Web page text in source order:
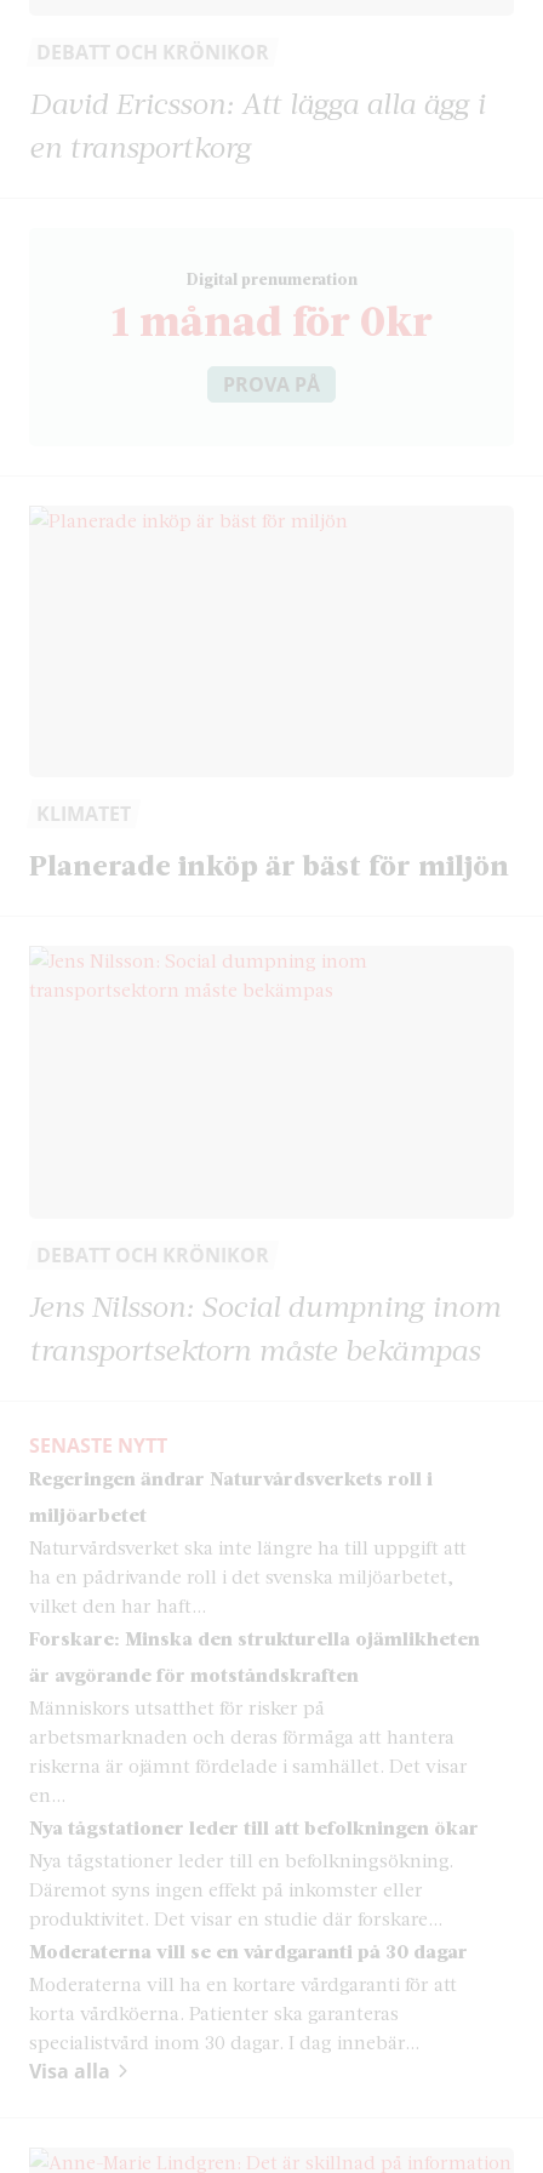
DEBATT OCH KRÖNIKOR
David Ericsson: Att lägga alla ägg i
en transportkorg
Digital prenumeration
1 månad för 0kr
PROVA PÅ
KLIMATET
Planerade inköp är bäst för miljön
DEBATT OCH KRÖNIKOR
Jens Nilsson: Social dumpning inom
transportsektorn måste bekämpas
SENASTE NYTT
Regeringen ändrar Naturvårdsverkets roll i
miljöarbetet
Naturvårdsverket ska inte längre ha till uppgift att
ha en pådrivande roll i det svenska miljöarbetet,
vilket den har haft...
Forskare: Minska den strukturella ojämlikheten
är avgörande för motståndskraften
Människors utsatthet för risker på
arbetsmarknaden och deras förmåga att hantera
riskerna är ojämnt fördelade i samhället. Det visar
en...
Nya tågstationer leder till att befolkningen ökar
Nya tågstationer leder till en befolkningsökning.
Däremot syns ingen effekt på inkomster eller
produktivitet. Det visar en studie där forskare...
Moderaterna vill se en vårdgaranti på 30 dagar
Moderaterna vill ha en kortare vårdgaranti för att
korta vårdköerna. Patienter ska garanteras
specialistvård inom 30 dagar. I dag innebär...
Visa alla